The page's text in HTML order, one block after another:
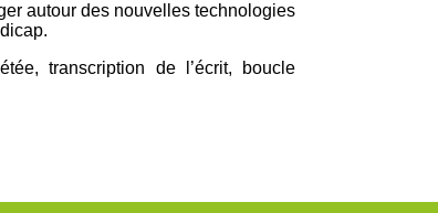
autour des nouvelles technologies
transcription de l’écrit, boucle